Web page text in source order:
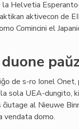
la Helvetia
aktivecon de
Comincini el
de s-ro Ionel
sola UEA-dungito,
ĉiutage al Nieuwe
vendata domo.